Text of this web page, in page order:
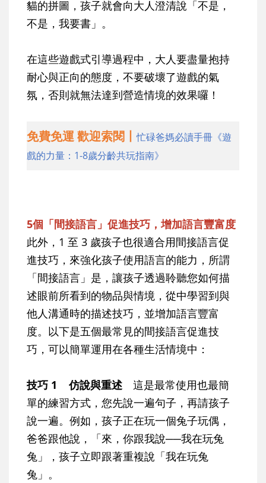
貓的拼圖，孩子就會向大人澄清說「不是，
不是，我要書」。
在這些遊戲式引導過程中，大人要盡量抱持
耐心與正向的態度，不要破壞了遊戲的氣
氛，否則就無法達到營造情境的效果囉！
免費免運 歡迎索閱丨忙碌爸媽必讀手冊《遊
戲的力量：1-8歲分齡共玩指南》
5個「間接語言」促進技巧，增加語言豐富度
此外，1 至 3 歲孩子也很適合用間接語言促
進技巧，來強化孩子使用語言的能力，所謂
「間接語言」是，讓孩子透過聆聽您如何描
述眼前所看到的物品與情境，從中學習到與
他人溝通時的描述技巧，並增加語言豐富
度。以下是五個最常見的間接語言促進技
巧，可以簡單運用在各種生活情境中：
技巧 1 仿說與重述 這是最常使用也最簡
單的練習方式，您先說一遍句子，再請孩子
說一遍。例如，孩子正在玩一個兔子玩偶，
爸爸跟他說，「來，你跟我說──我在玩兔
兔」，孩子立即跟著重複說「我在玩兔
兔」。